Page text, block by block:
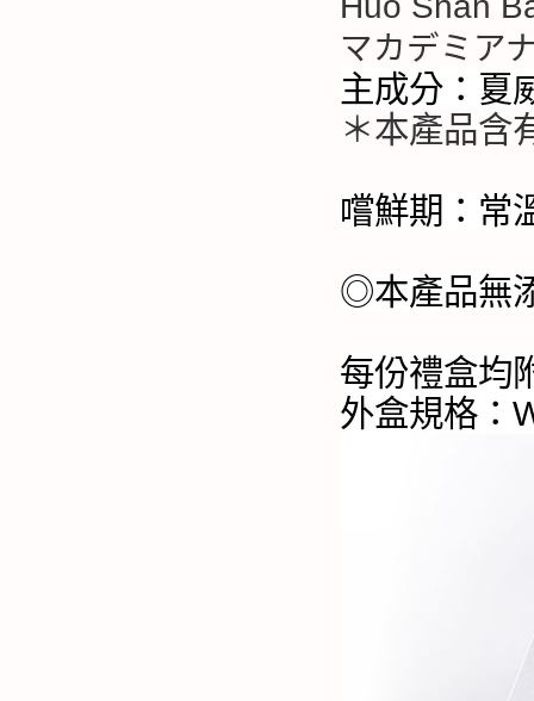
マカデミア
主成分：夏
＊本產品含
嚐鮮期：常
◎本產品無
每份禮盒均
外盒規格：